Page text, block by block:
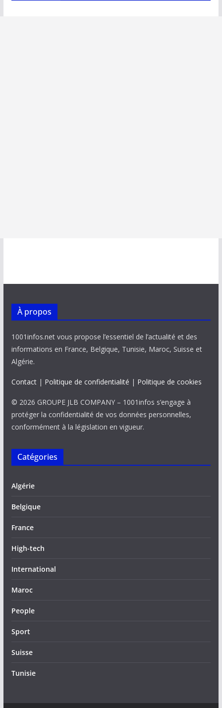
À propos
1001infos.net vous propose l’essentiel de l’actualité et des
informations en France, Belgique, Tunisie, Maroc, Suisse et
Algérie.
Contact| Politique de confidentialité | Politique de cookies
© 2026 GROUPE JLB COMPANY – 1001infos s’engage à
protéger la confidentialité de vos données personnelles,
conformément à la législation en vigueur.
Catégories
Algérie
Belgique
France
High-tech
International
Maroc
People
Sport
Suisse
Tunisie